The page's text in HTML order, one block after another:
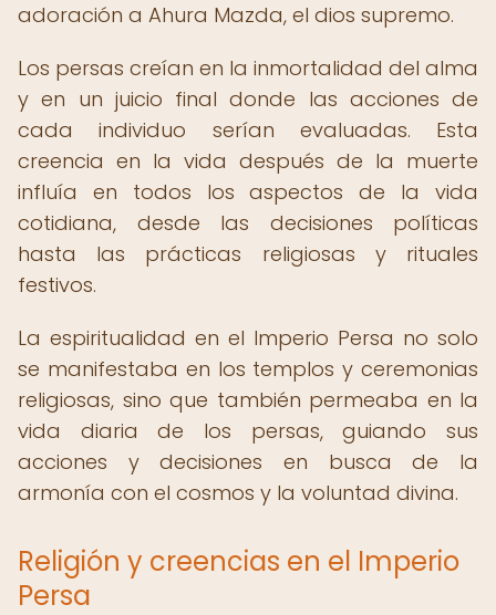
adoración a Ahura Mazda, el dios supremo.
Los persas creían en la inmortalidad del alma
y en un juicio final donde las acciones de
cada individuo serían evaluadas. Esta
creencia en la vida después de la muerte
influía en todos los aspectos de la vida
cotidiana, desde las decisiones políticas
hasta las prácticas religiosas y rituales
festivos.
La espiritualidad en el Imperio Persa no solo
se manifestaba en los templos y ceremonias
religiosas, sino que también permeaba en la
vida diaria de los persas, guiando sus
acciones y decisiones en busca de la
armonía con el cosmos y la voluntad divina.
Religión y creencias en el Imperio
Persa